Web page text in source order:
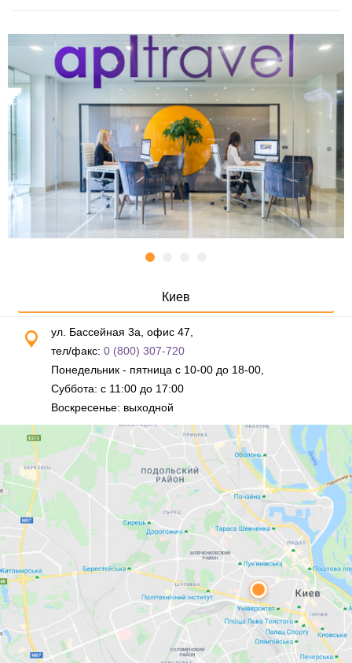
Киев
ул. Бассейная 3а, офис 47,
тел/факс: 0 (800) 307-720
Понедельник - пятница с 10-00 до 18-00,
Суббота: с 11:00 до 17:00
Воскресенье: выходной